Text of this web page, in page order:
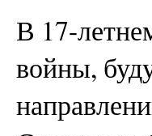
В 17-
войны,